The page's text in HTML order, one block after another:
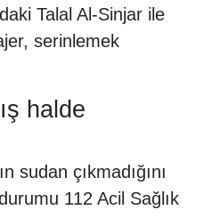
Talal Al-Sinjar ile
serinlemek
halde
sudan çıkmadığını
112 Acil Sağlık